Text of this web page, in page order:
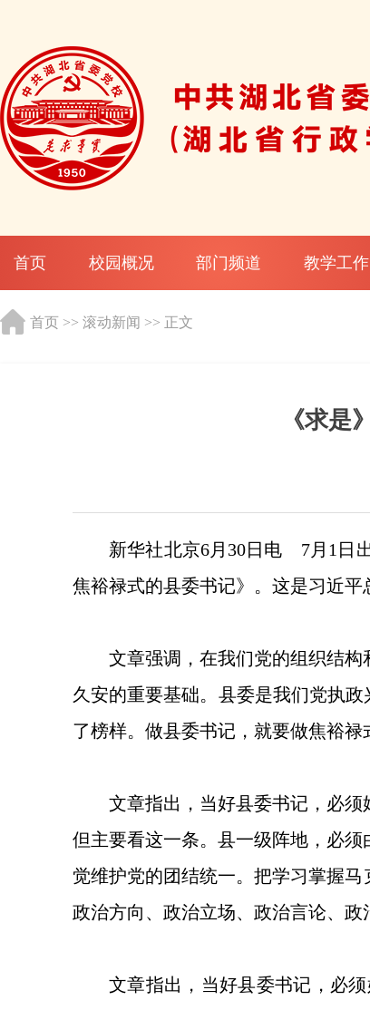
首页 校园概况 部门频道 教学工作
首页 >> 滚动新闻 >> 正文
《求是
新华社北京6月30日电 7月1日
焦裕禄式的县委书记》。这是习近平
文章强调，在我们党的组织结
久安的重要基础。县委是我们党执
了榜样。做县委书记，就要做焦裕禄
文章指出，当好县委书记，必
但主要看这一条。县一级阵地，必
觉维护党的团结统一。把学习掌握
政治方向、政治立场、政治言论、
文章指出，当好县委书记，必